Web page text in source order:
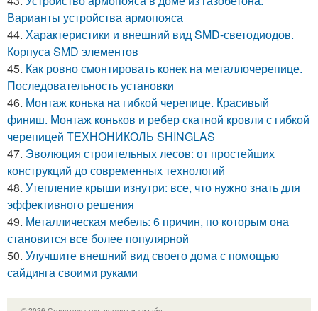
Варианты устройства армопояса
44. Характеристики и внешний вид SMD-светодиодов.
Корпуса SMD элементов
45. Как ровно смонтировать конек на металлочерепице.
Последовательность установки
46. Монтаж конька на гибкой черепице. Красивый
финиш. Монтаж коньков и ребер скатной кровли с гибкой
черепицей ТЕХНОНИКОЛЬ SHINGLAS
47. Эволюция строительных лесов: от простейших
конструкций до современных технологий
48. Утепление крыши изнутри: все, что нужно знать для
эффективного решения
49. Металлическая мебель: 6 причин, по которым она
становится все более популярной
50. Улучшите внешний вид своего дома с помощью
сайдинга своими руками